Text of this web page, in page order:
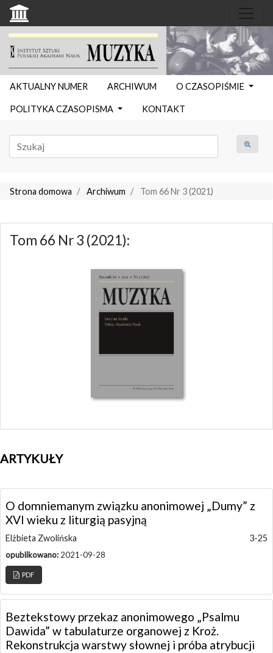
AKTUALNY NUMER ARCHIWUM O CZASOPIŚMIE
POLITYKA CZASOPISMA KONTAKT
Strona domowa Archiwum Tom 66 Nr 3 (2021)
Tom 66 Nr 3 (2021):
ARTYKUŁY
O domniemanym związku anonimowej „Dumy” z
XVI wieku z liturgią pasyjną
Elżbieta Zwolińska 3-25
opublikowano: 2021-09-28
PDF
Beztekstowy przekaz anonimowego „Psalmu
Dawida” w tabulaturze organowej z Kroż.
Rekonstrukcja warstwy słownej i próba atrybucji